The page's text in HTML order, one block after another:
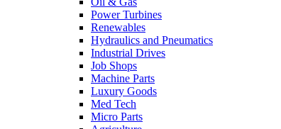
Power Turbines
Renewables
Hydraulics and Pneumatics
Industrial Drives
Job Shops
Machine Parts
Luxury Goods
Med Tech
Micro Parts